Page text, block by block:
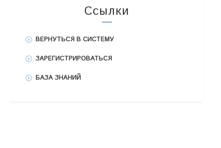
Ссылки
ВЕРНУТЬСЯ В СИСТЕМУ
ЗАРЕГИСТРИРОВАТЬСЯ
БАЗА ЗНАНИЙ